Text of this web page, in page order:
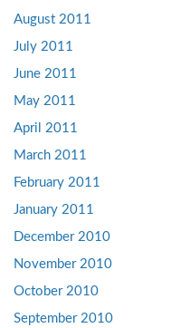
August 2011
July 2011
June 2011
May 2011
April 2011
March 2011
February 2011
January 2011
December 2010
November 2010
October 2010
September 2010